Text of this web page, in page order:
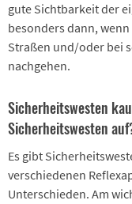
gute Sichtbarkeit der
besonders dann,
Straßen und/oder bei
nachgehen.
Sicherheitswesten
Sicherheitswesten
Es gibt
verschiedenen
Unterschieden. Am